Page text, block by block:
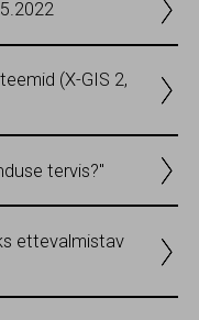
(X-GIS 2,
tervis?"
ettevalmistav